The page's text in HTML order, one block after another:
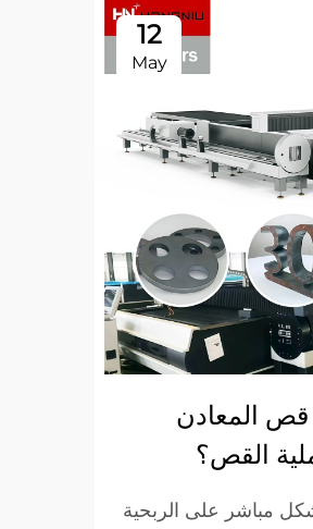
12
May
قص المعادن
القص؟
مباشر على الربحية